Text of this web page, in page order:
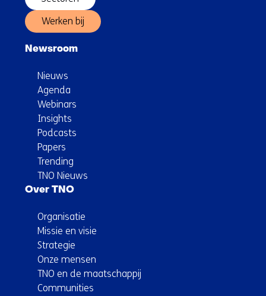
Werken bij
Newsroom
Nieuws
Agenda
Webinars
Insights
Podcasts
Papers
Trending
TNO Nieuws
Over TNO
Organisatie
Missie en visie
Strategie
Onze mensen
TNO en de maatschappij
Communities